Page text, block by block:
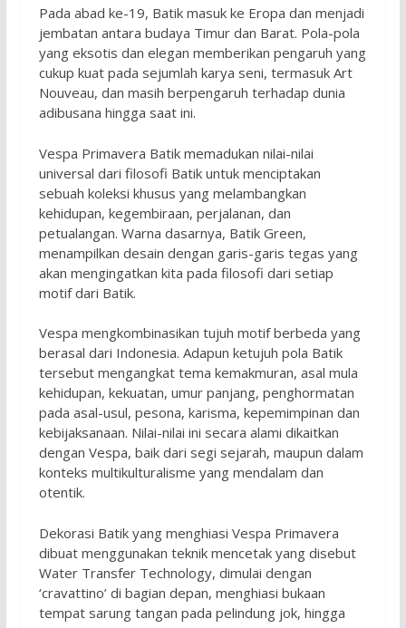
Pada abad ke-19, Batik masuk ke Eropa dan menjadi
jembatan antara budaya Timur dan Barat. Pola-pola
yang eksotis dan elegan memberikan pengaruh yang
cukup kuat pada sejumlah karya seni, termasuk Art
Nouveau, dan masih berpengaruh terhadap dunia
adibusana hingga saat ini.
Vespa Primavera Batik memadukan nilai-nilai
universal dari filosofi Batik untuk menciptakan
sebuah koleksi khusus yang melambangkan
kehidupan, kegembiraan, perjalanan, dan
petualangan. Warna dasarnya, Batik Green,
menampilkan desain dengan garis-garis tegas yang
akan mengingatkan kita pada filosofi dari setiap
motif dari Batik.
Vespa mengkombinasikan tujuh motif berbeda yang
berasal dari Indonesia. Adapun ketujuh pola Batik
tersebut mengangkat tema kemakmuran, asal mula
kehidupan, kekuatan, umur panjang, penghormatan
pada asal-usul, pesona, karisma, kepemimpinan dan
kebijaksanaan. Nilai-nilai ini secara alami dikaitkan
dengan Vespa, baik dari segi sejarah, maupun dalam
konteks multikulturalisme yang mendalam dan
otentik.
Dekorasi Batik yang menghiasi Vespa Primavera
dibuat menggunakan teknik mencetak yang disebut
Water Transfer Technology, dimulai dengan
‘cravattino’ di bagian depan, menghiasi bukaan
tempat sarung tangan pada pelindung jok, hingga